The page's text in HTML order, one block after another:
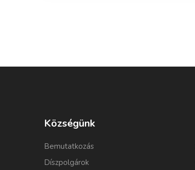
Községünk
Bemutatkozás
Díszpolgárok